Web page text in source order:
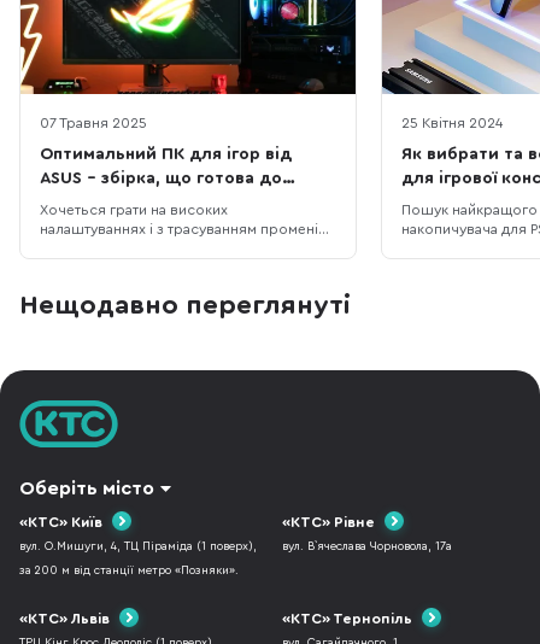
07 Травня 2025
Оптимальний ПК для ігор від
ASUS – збірка, що готова до
S.T.A.L.K.E.R. 2 і не тільки
Хочеться грати на високих
налаштуваннях і з трасуванням променів
дозволить не лише пограти з комфортом,
25 Квітня 2024
Як вибрати та
для ігрової
Пошук найкращого
накопичувача для
Нещодавно переглянуті
Оберіть місто
«КТС» Київ
вул. О.Мишуги, 4, ТЦ Піраміда (1 поверх),
за 200 м від станції метро «Позняки».
«КТС» Рівне
вул. В`ячеслава Чорновола, 17а
«КТС» Львів «КТС» Тернопіль